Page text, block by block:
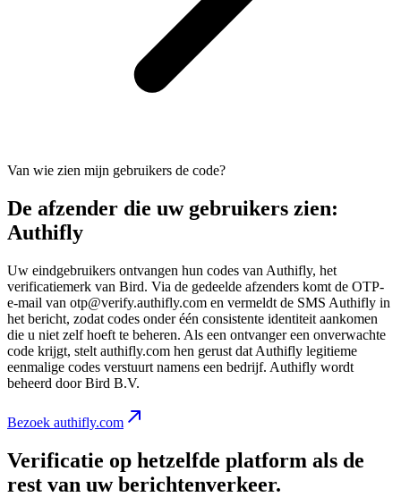
Van wie zien mijn gebruikers de code?
De afzender die uw gebruikers zien:
Authifly
Uw eindgebruikers ontvangen hun codes van Authifly, het
verificatiemerk van Bird. Via de gedeelde afzenders komt de OTP-
e-mail van otp@verify.authifly.com en vermeldt de SMS Authifly in
het bericht, zodat codes onder één consistente identiteit aankomen
die u niet zelf hoeft te beheren. Als een ontvanger een onverwachte
code krijgt, stelt authifly.com hen gerust dat Authifly legitieme
eenmalige codes verstuurt namens een bedrijf. Authifly wordt
beheerd door Bird B.V.
Bezoek authifly.com
Verificatie op hetzelfde platform als de
rest van uw berichtenverkeer.